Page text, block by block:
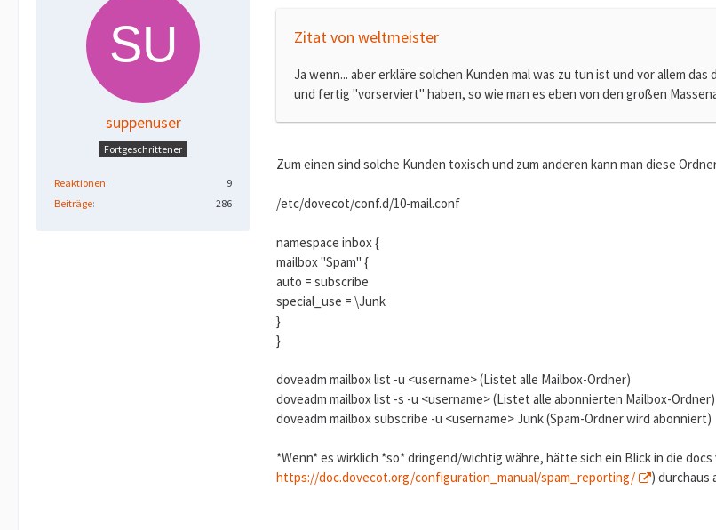
suppenuser
Fortgeschrittener
Reaktionen
9
Beiträge
286
Zitat von weltmeister
Ja wenn... aber erkläre solchen Kunden mal was zu tun ist und vor allem
und fertig "vorserviert" haben, so wie man es eben von den großen
Zum einen sind solche Kunden toxisch und zum anderen kann man diese
/etc/dovecot/conf.d/10-mail.conf
namespace inbox {
mailbox "Spam" {
auto = subscribe
special_use = \Junk
}
}
doveadm mailbox list -u <username> (Listet alle Mailbox-Ordner)
doveadm mailbox list -s -u <username> (Listet alle abonnierten Mailbox-Ordner)
doveadm mailbox subscribe -u <username> Junk (Spam-Ordner wird abonniert)
*Wenn* es wirklich *so* dringend/wichtig währe, hätte sich ein Blick in die
https://doc.dovecot.org/configuration_manual/spam_reporting/
) durchaus